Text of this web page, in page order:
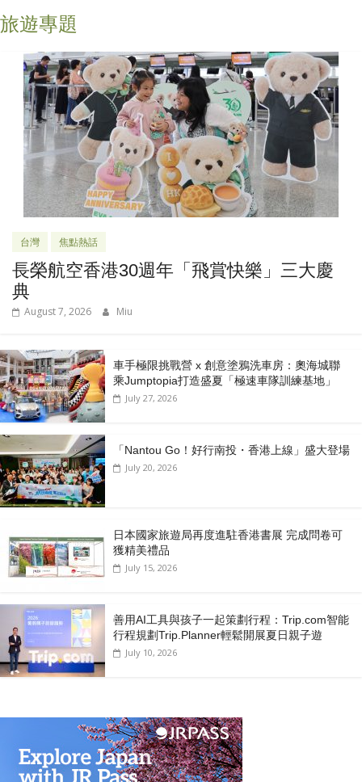
旅遊專題
台灣 焦點熱話
長榮航空香港30週年「飛賞快樂」三大慶
典
August 7, 2026 Miu
車手極限挑戰營 x 創意塗鴉洗車房：奧海城聯
乘Jumptopia打造盛夏「極速車隊訓練基地」
July 27, 2026
「Nantou Go！好行南投・香港上線」盛大登場
July 20, 2026
日本國家旅遊局再度進駐香港書展 完成問卷可
獲精美禮品
July 15, 2026
善用AI工具與孩子一起策劃行程：Trip.com智能
行程規劃Trip.Planner輕鬆開展夏日親子遊
July 10, 2026